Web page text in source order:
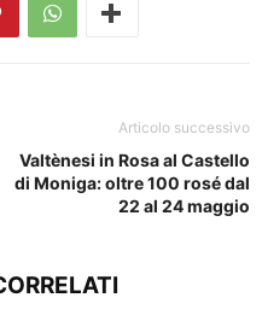
Articolo successivo
Valtènesi in Rosa al Castello
di Moniga: oltre 100 rosé dal
22 al 24 maggio